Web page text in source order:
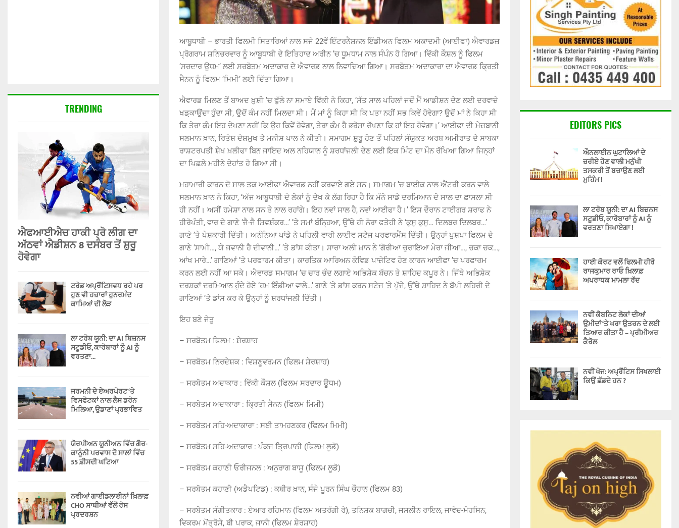
ਆਬੂਧਾਬੀ – ਭਾਰਤੀ ਫਿਲਮੀ ਸਿਤਾਰਿਆਂ ਨਾਲ ਸਜੇ 22ਵੇਂ ਇੰਟਰਨੈਸ਼ਨਲ ਇੰਡੀਅਨ ਫਿਲਮ ਅਕਾਦਮੀ (ਆਈਫਾ) ਐਵਾਰਡਜ਼
ਪ੍ਰੋਗਰਾਮ ਸ਼ਨਿਚਰਵਾਰ ਨੂੰ ਆਬੂਧਾਬੀ ਦੇ ਇਤਿਹਾਦ ਅਰੀਨ ’ਚ ਧੂਮਧਾਮ ਨਾਲ ਸੰਪੰਨ ਹੋ ਗਿਆ। ਵਿੱਕੀ ਕੌਸ਼ਲ ਨੂੰ ਫਿਲਮ
‘ਸਰਦਾਰ ਊਧਮ’ ਲਈ ਸਰਬੋਤਮ ਅਦਾਕਾਰ ਦੇ ਐਵਾਰਡ ਨਾਲ ਨਿਵਾਜ਼ਿਆ ਗਿਆ। ਸਰਬੋਤਮ ਅਦਾਕਾਰਾ ਦਾ ਐਵਾਰਡ ਕ੍ਰਿਤੀ
ਸੈਨਨ ਨੂੰ ਫਿਲਮ ‘ਮਿਮੀ’ ਲਈ ਦਿੱਤਾ ਗਿਆ।
ਐਵਾਰਡ ਮਿਲਣ ਤੋਂ ਬਾਅਦ ਖ਼ੁਸ਼ੀ ’ਚ ਫੁੱਲੇ ਨਾ ਸਮਾਏ ਵਿੱਕੀ ਨੇ ਕਿਹਾ, ‘ਸੱਤ ਸਾਲ ਪਹਿਲਾਂ ਜਦੋਂ ਮੈਂ ਆਡੀਸ਼ਨ ਦੇਣ ਲਈ ਦਰਵਾਜ਼ੇ
ਖਡ਼ਕਾਉਂਦਾ ਹੁੰਦਾ ਸੀ, ਉਦੋਂ ਕੰਮ ਨਹੀਂ ਮਿਲਦਾ ਸੀ। ਮੈਂ ਮਾਂ ਨੂੰ ਕਿਹਾ ਸੀ ਕਿ ਪਤਾ ਨਹੀਂ ਸਭ ਕਿਵੇਂ ਹੋਵੇਗਾ? ਉਦੋਂ ਮਾਂ ਨੇ ਕਿਹਾ ਸੀ
ਕਿ ਤੇਰਾ ਕੰਮ ਇਹ ਦੇਖਣਾ ਨਹੀਂ ਕਿ ਉਹ ਕਿਵੇਂ ਹੋਵੇਗਾ, ਤੇਰਾ ਕੰਮ ਹੈ ਭਰੋਸਾ ਰੱਖਣਾ ਕਿ ਹਾਂ ਇਹ ਹੋਵੇਗਾ।’ ਆਈਫਾ ਦੀ ਮੇਜ਼ਬਾਨੀ
ਸਲਮਾਨ ਖ਼ਾਨ, ਰਿਤੇਸ਼ ਦੇਸ਼ਮੁਖ ਤੇ ਮਨੀਸ਼ ਪਾਲ ਨੇ ਕੀਤੀ। ਸਮਾਗਮ ਸ਼ੁਰੂ ਹੋਣ ਤੋਂ ਪਹਿਲਾਂ ਸੰਯੁਕਤ ਅਰਬ ਅਮੀਰਾਤ ਦੇ ਸਾਬਕਾ
ਰਾਸ਼ਟਰਪਤੀ ਸ਼ੇਖ ਖ਼ਲੀਫਾ ਬਿਨ ਜਾਇਦ ਅਲ ਨਹਿਯਾਨ ਨੂੰ ਸ਼ਰਧਾਂਜਲੀ ਦੇਣ ਲਈ ਇਕ ਮਿੰਟ ਦਾ ਮੌਨ ਰੱਖਿਆ ਗਿਆ ਜਿਨ੍ਹਾਂ
ਦਾ ਪਿਛਲੇ ਮਹੀਨੇ ਦੇਹਾਂਤ ਹੋ ਗਿਆ ਸੀ।
ਮਹਾਮਾਰੀ ਕਾਰਨ ਦੋ ਸਾਲ ਤਕ ਆਈਫਾ ਐਵਾਰਡ ਨਹੀਂ ਕਰਵਾਏ ਗਏ ਸਨ। ਸਮਾਗਮ ’ਚ ਬਾਈਕ ਨਾਲ ਐਂਟਰੀ ਕਰਨ ਵਾਲੇ
ਸਲਮਾਨ ਖ਼ਾਨ ਨੇ ਕਿਹਾ, ‘ਅੱਜ ਆਬੂਧਾਬੀ ਦੇ ਲੋਕਾਂ ਨੂੰ ਦੇਖ ਕੇ ਲੱਗ ਰਿਹਾ ਹੈ ਕਿ ਮੰਨੋ ਸਾਡੇ ਦਰਮਿਆਨ ਦੋ ਸਾਲ ਦਾ ਫ਼ਾਸਲਾ ਸੀ
ਹੀ ਨਹੀਂ। ਅਸੀਂ ਹਮੇਸ਼ਾ ਨਾਲ ਸਨ ਤੇ ਨਾਲ ਰਹਾਂਗੇ। ਇਹ ਨਵਾਂ ਸਾਲ ਹੈ, ਨਵਾਂ ਆਈਫਾ ਹੈ।’ ਇਸ ਦੌਰਾਨ ਟਾਈਗਰ ਸ਼ਰਾਫ ਨੇ
ਹੀਰੋਪੰਤੀ, ਵਾਰ ਦੇ ਗਾਣੇ ‘ਜੈ-ਜੈ ਸ਼ਿਵਸ਼ੰਕਰ…’ ’ਤੇ ਸਮਾਂ ਬੰਨ੍ਹਿਆ, ਉੱਥੇ ਹੀ ਨੋਰਾ ਫਤੇਹੀ ਨੇ ‘ਕੁਸੁ ਕੁਸੁ… ਦਿਲਬਰ ਦਿਲਬਰ…’
ਗਾਣੇ ’ਤੇ ਪੇਸ਼ਕਾਰੀ ਦਿੱਤੀ। ਅਨੰਨਿਆ ਪਾਂਡੇ ਨੇ ਪਹਿਲੀ ਵਾਰੀ ਲਾਈਵ ਸਟੇਜ ਪਰਫਾਰਮੈਂਸ ਦਿੱਤੀ। ਉਨ੍ਹਾਂ ਪੁਸ਼ਪਾ ਫਿਲਮ ਦੇ
ਗਾਣੇ ‘ਸਾਮੀ…, ਯੇ ਜਵਾਨੀ ਹੈ ਦੀਵਾਨੀ…’ ’ਤੇ ਡਾਂਸ ਕੀਤਾ। ਸਾਰਾ ਅਲੀ ਖ਼ਾਨ ਨੇ ‘ਗੋਰੀਆ ਚੁਰਾਇਆ ਮੇਰਾ ਜੀਆ…, ਚਕਾ ਚਕ…,
ਆਂਖ ਮਾਰੇ…’ ਗਾਣਿਆਂ ’ਤੇ ਪਰਫਾਰਮ ਕੀਤਾ। ਕਾਰਤਿਕ ਆਰਿਅਨ ਕੋਵਿਡ ਪਾਜ਼ੇਟਿਵ ਹੋਣ ਕਾਰਨ ਆਈਫਾ ’ਚ ਪਰਫਾਰਮ
ਕਰਨ ਲਈ ਨਹੀਂ ਆ ਸਕੇ। ਐਵਾਰਡ ਸਮਾਗਮ ’ਚ ਚਾਰ ਚੰਦ ਲਗਾਏ ਅਭਿਸ਼ੇਕ ਬੱਚਨ ਤੇ ਸ਼ਾਹਿਦ ਕਪੂਰ ਨੇ। ਜਿੱਥੇ ਅਭਿਸ਼ੇਕ
ਦਰਸ਼ਕਾਂ ਦਰਮਿਆਨ ਹੁੰਦੇ ਹੋਏ ‘ਹਮ ਇੰਡੀਆ ਵਾਲੇ…’ ਗਾਣੇ ’ਤੇ ਡਾਂਸ ਕਰਨ ਸਟੇਜ ’ਤੇ ਪੁੱਜੇ, ਉੱਥੇ ਸ਼ਾਹਿਦ ਨੇ ਬੱਪੀ ਲਹਿਰੀ ਦੇ
ਗਾਣਿਆਂ ’ਤੇ ਡਾਂਸ ਕਰ ਕੇ ਉਨ੍ਹਾਂ ਨੂੰ ਸ਼ਰਧਾਂਜਲੀ ਦਿੱਤੀ।
ਇਹ ਬਣੇ ਜੇਤੂ
– ਸਰਬੋਤਮ ਫਿਲਮ : ਸ਼ੇਰਸ਼ਾਹ
– ਸਰਬੋਤਮ ਨਿਰਦੇਸ਼ਕ : ਵਿਸ਼ਣੂਵਰਮਨ (ਫਿਲਮ ਸ਼ੇਰਸ਼ਾਹ)
– ਸਰਬੋਤਮ ਅਦਾਕਾਰ : ਵਿੱਕੀ ਕੌਸ਼ਲ (ਫਿਲਮ ਸਰਦਾਰ ਊਧਮ)
– ਸਰਬੋਤਮ ਅਦਾਕਾਰਾ : ਕ੍ਰਿਤੀ ਸੈਨਨ (ਫਿਲਮ ਮਿਮੀ)
– ਸਰਬੋਤਮ ਸਹਿ-ਅਦਾਕਾਰਾ : ਸਈ ਤਾਮਹਣਕਰ (ਫਿਲਮ ਮਿਮੀ)
– ਸਰਬੋਤਮ ਸਹਿ-ਅਦਾਕਾਰ : ਪੰਕਜ ਤ੍ਰਿਪਾਠੀ (ਫਿਲਮ ਲੂਡੋ)
– ਸਰਬੋਤਮ ਕਹਾਣੀ ਓਰੀਜਨਲ : ਅਨੁਰਾਗ ਬਾਸੂ (ਫਿਲਮ ਲੂਡੋ)
– ਸਰਬੋਤਮ ਕਹਾਣੀ (ਅਡੈਪਟਿਡ) : ਕਬੀਰ ਖ਼ਾਨ, ਸੰਜੇ ਪੂਰਨ ਸਿੰਘ ਚੌਹਾਨ (ਫਿਲਮ 83)
– ਸਰਬੋਤਮ ਸੰਗੀਤਕਾਰ : ਏਆਰ ਰਹਿਮਾਨ (ਫਿਲਮ ਅਤਰੰਗੀ ਰੇ), ਤਨਿਸ਼ਕ ਬਾਗਚੀ, ਜਸਲੀਨ ਰਾਇਲ, ਜਾਵੇਦ-ਮੋਹਸਿਨ,
ਵਿਕਰਮ ਮੋਂਤ੍ਰੋਸੇ, ਬੀ ਪਰਾਕ, ਜਾਨੀ (ਫਿਲਮ ਸ਼ੇਰਸ਼ਾਹ)
TRENDING
ਐਫਆਈਐਚ ਹਾਕੀ ਪ੍ਰੋ ਲੀਗ ਦਾ
ਅੱਠਵਾਂ ਐਡੀਸ਼ਨ 8 ਦਸੰਬਰ ਤੋਂ ਸ਼ੁਰੂ
ਹੋਵੇਗਾ
ਟਰੇਡ ਅਪ੍ਰੈਂਟਿਸਵਧ ਰਹੇ ਪਰ
ਹੁਣ ਵੀ ਹਜ਼ਾਰਾਂ ਹੁਨਰਮੰਦ
ਕਾਮਿਆਂ ਦੀ ਲੋੜ
ਲਾ ਟਰੋਬ ਯੂਨੀ: ਦਾ AI ਬਿਜ਼ਨਸ
ਸਟੂਡੀਓ, ਕਾਰੋਬਾਰਾਂ ਨੂੰ AI ਨੂੰ
ਵਰਤਣਾ...
ਜਰਮਨੀ ਦੇ ਏਅਰਪੋਰਟ ‘ਤੇ
ਵਿਸਫੋਟਕਾਂ ਨਾਲ ਲੈਸ ਡਰੋਨ
ਮਿਲਿਆ, ਉਡਾਣਾਂ ਪ੍ਰਭਾਵਿਤ
ਯੋਰਪੀਅਨ ਯੂਨੀਅਨ ਵਿੱਚ ਗੈਰ-
ਕਾਨੂੰਨੀ ਪਰਵਾਸ ਦੋ ਸਾਲਾਂ ਵਿੱਚ
55 ਫ਼ੀਸਦੀ ਘਟਿਆ
ਨਵੀਆਂ ਗਾਈਡਲਾਈਨਾਂ ਖ਼ਿਲਾਫ਼
CHO ਸਾਥੀਆਂ ਵੱਲੋਂ ਰੋਸ
ਪ੍ਰਦਰਸ਼ਨ
EDITORS PICS
ਔਨਲਾਈਨ ਘੁਟਾਲਿਆਂ ਦੇ
ਜ਼ਰੀਏ ਹੋਣ ਵਾਲੀ ਮਨੁੱਖੀ
ਤਸਕਰੀ ਤੋਂ ਬਚਾਉਣ ਲਈ
ਮੁਹਿੰਮ !
ਲਾ ਟਰੋਬ ਯੂਨੀ: ਦਾ AI ਬਿਜ਼ਨਸ
ਸਟੂਡੀਓ, ਕਾਰੋਬਾਰਾਂ ਨੂੰ AI ਨੂੰ
ਵਰਤਣਾ ਸਿਖਾਏਗਾ !
ਹਾਈ ਕੋਰਟ ਵਲੋਂ ਫਿਲਮੀ ਹੀਰੋ
ਰਾਜਕੁਮਾਰ ਰਾਓ ਖ਼ਿਲਾਫ਼
ਅਪਰਾਧਕ ਮਾਮਲਾ ਰੱਦ
ਨਵੀਂ ਕੈਬਨਿਟ ਲੋਕਾਂ ਦੀਆਂ
ਉਮੀਦਾਂ ‘ਤੇ ਖਰਾ ਉਤਰਨ ਦੇ ਲਈ
ਤਿਆਰ ਕੀਤਾ ਹੈ – ਪ੍ਰੀਮੀਅਰ
ਕੈਰੋਲ
ਨਵੀਂ ਖੋਜ: ਅਪ੍ਰੈਂਟਿਸ ਸਿਖਲਾਈ
ਕਿਉਂ ਛੱਡਦੇ ਹਨ ?